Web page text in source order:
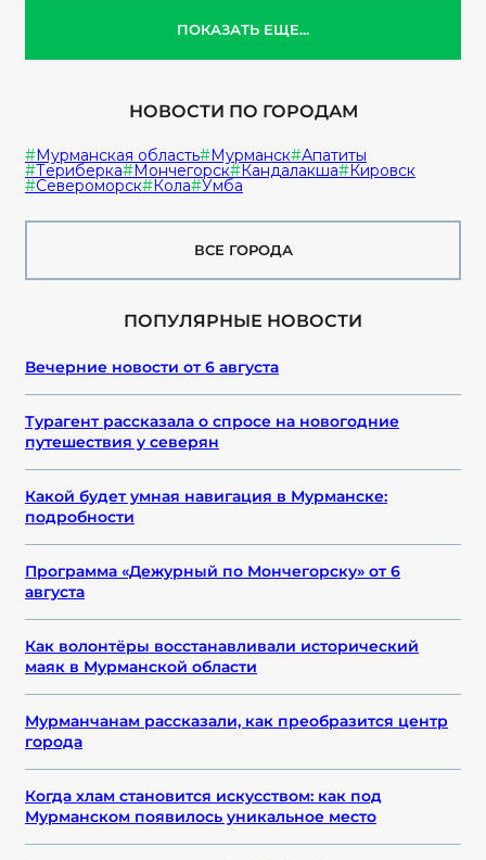
ПОКАЗАТЬ ЕЩЕ...
НОВОСТИ ПО ГОРОДАМ
Мурманская область Мурманск Апатиты
Териберка Мончегорск Кандалакша Кировск
Североморск Кола Умба
ВСЕ ГОРОДА
ПОПУЛЯРНЫЕ НОВОСТИ
Вечерние новости от 6 августа
Турагент рассказала о спросе на новогодние
путешествия у северян
Какой будет умная навигация в Мурманске:
подробности
Программа «Дежурный по Мончегорску» от 6
августа
Как волонтёры восстанавливали исторический
маяк в Мурманской области
Мурманчанам рассказали, как преобразится центр
города
Когда хлам становится искусством: как под
Мурманском появилось уникальное место